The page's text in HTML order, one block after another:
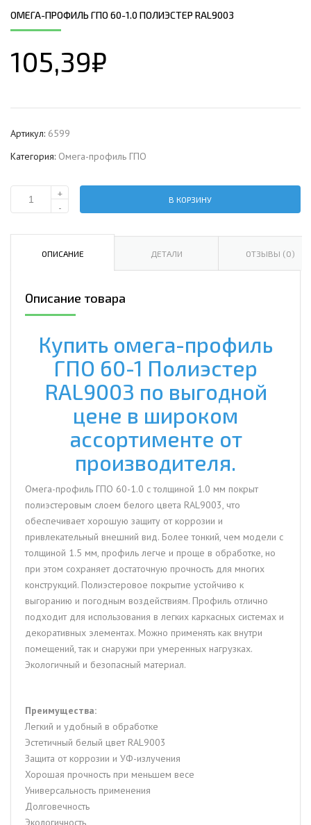
ОМЕГА-ПРОФИЛЬ ГПО 60-1.0 ПОЛИЭСТЕР RAL9003
105,39₽
Артикул: 6599
Категория: Омега-профиль ГПО
Количество
профиль
Полиэстер
RAL9003
+
-
В КОРЗИНУ
ОПИСАНИЕ ДЕТАЛИ ОТЗЫВЫ (0)
Описание товара
Купить омега-профиль
ГПО 60-1 Полиэстер
RAL9003 по выгодной
цене в широком
ассортименте от
производителя.
Омега-профиль ГПО 60-1.0 с толщиной 1.0 мм покрыт
полиэстеровым слоем белого цвета RAL9003, что
обеспечивает хорошую защиту от коррозии и
привлекательный внешний вид. Более тонкий, чем модели с
толщиной 1.5 мм, профиль легче и проще в обработке, но
при этом сохраняет достаточную прочность для многих
конструкций. Полиэстеровое покрытие устойчиво к
выгоранию и погодным воздействиям. Профиль отлично
подходит для использования в легких каркасных системах и
декоративных элементах. Можно применять как внутри
помещений, так и снаружи при умеренных нагрузках.
Экологичный и безопасный материал.
Преимущества:
Легкий и удобный в обработке
Эстетичный белый цвет RAL9003
Защита от коррозии и УФ-излучения
Хорошая прочность при меньшем весе
Универсальность применения
Долговечность
Экологичность